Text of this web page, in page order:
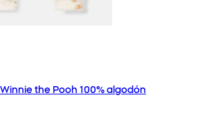
the Pooh 100% algodón